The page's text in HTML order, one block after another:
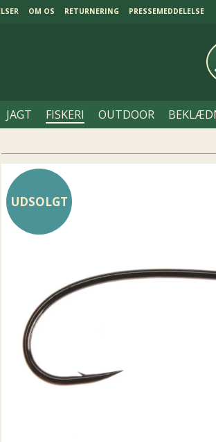
OM OS RETURNERING PRESSEMEDDELELSE
JAGT FISKERI OUTDOOR
UDSOLGT